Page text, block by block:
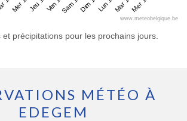
Sam 15
www.meteobelgique.be
et précipitations pour les prochains jours.
MÉTÉO À
EDEGEM